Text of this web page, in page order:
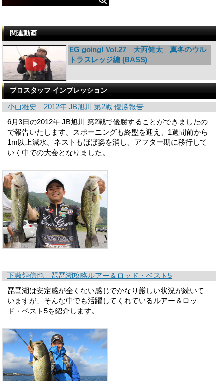
関連動画
EG going! Vol.27 大西健太 真冬のウル
トラスレッジ編 (BASS)
プロスタッフ インプレッション
小山雅史 2012年 JB旭川 第2戦 優勝報告
6月3日の2012年 JB旭川 第2戦で優勝することができましたの
で報告いたします。スポーニングも終盤を迎え、1週間前から
1m以上減水。ネストもほぼ姿を消し、アフター期に移行して
いく中での大会となりました。
下敷領信也 琵琶湖攻略ルアー＆ロッド・ベスト5
琵琶湖は安定感が全くない感じでかなり厳しい状況が続いて
いますが、そんな中でも活躍してくれているルアー＆ロッ
ド・ベスト5を紹介します。